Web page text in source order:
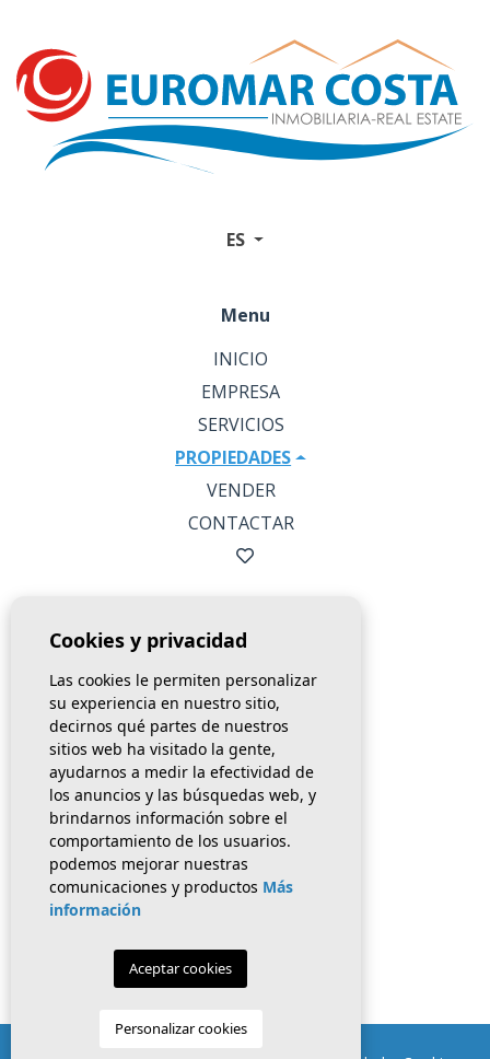
ES
Menu
INICIO
EMPRESA
SERVICIOS
PROPIEDADES
VENDER
CONTACTAR
Contacto
INFO@EUROMARCOSTA.COM
+34 966 726 796/+34 661 040 153
Pl. Constitución, 1
03140 Guardamar del Segura
Alicante
Síguenos en Facebook
Cookies y privacidad
Las cookies le permiten personalizar
su experiencia en nuestro sitio,
decirnos qué partes de nuestros
sitios web ha visitado la gente,
ayudarnos a medir la efectividad de
los anuncios y las búsquedas web, y
brindarnos información sobre el
comportamiento de los usuarios.
podemos mejorar nuestras
comunicaciones y productos Más
información
Aceptar cookies
Personalizar cookies